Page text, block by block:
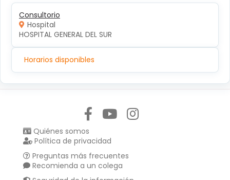
Consultorio
Hospital
HOSPITAL GENERAL DEL SUR
Horarios disponibles
Quiénes somos
Política de privacidad
Preguntas más frecuentes
Recomienda a un colega